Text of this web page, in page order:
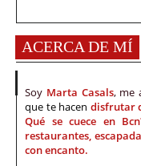
ACERCA DE MÍ
Soy Marta Casals, me
que te hacen disfrutar
Qué se cuece en
restaurantes,
con encanto.